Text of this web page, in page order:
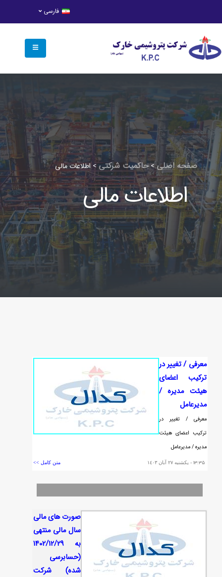
فارسی
صفحه اصلی>حاكميت شركتي> اطلاعات مالي
اطلاعات مالي
معرفي / تغيير در
تركيب اعضاي
هيئت مديره /
مديرعامل
معرفي / تغيير در
تركيب اعضاي هيئت
مديره / مديرعامل
١٣:٣٥ - يکشنبه ٢٧ آبان ١٤٠٣ متن کامل >>
صورت هاي مالي
سال مالي منتهي
به 1402/12/29
(حسابرسي
شده) شركت